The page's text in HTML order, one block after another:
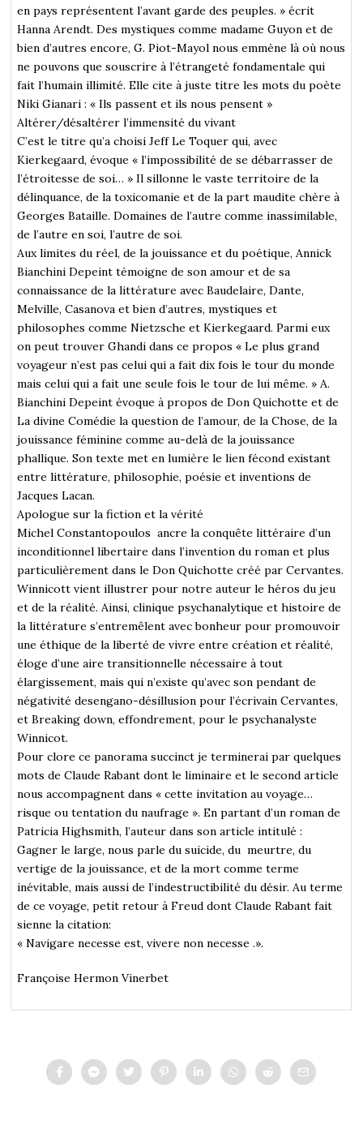
en pays représentent l’avant garde des peuples. » écrit
Hanna Arendt. Des mystiques comme madame Guyon et de
bien d’autres encore, G. Piot-Mayol nous emmène là où nous
ne pouvons que souscrire à l’étrangeté fondamentale qui
fait l’humain illimité. Elle cite à juste titre les mots du poète
Niki Gianari : « Ils passent et ils nous pensent »
Altérer/désaltérer l’immensité du vivant
C’est le titre qu’a choisi Jeff Le Toquer qui, avec
Kierkegaard, évoque « l’impossibilité de se débarrasser de
l’étroitesse de soi… » Il sillonne le vaste territoire de la
délinquance, de la toxicomanie et de la part maudite chère à
Georges Bataille. Domaines de l’autre comme inassimilable,
de l’autre en soi, l’autre de soi.
Aux limites du réel, de la jouissance et du poétique, Annick
Bianchini Depeint témoigne de son amour et de sa
connaissance de la littérature avec Baudelaire, Dante,
Melville, Casanova et bien d’autres, mystiques et
philosophes comme Nietzsche et Kierkegaard. Parmi eux
on peut trouver Ghandi dans ce propos « Le plus grand
voyageur n’est pas celui qui a fait dix fois le tour du monde
mais celui qui a fait une seule fois le tour de lui même. » A.
Bianchini Depeint évoque à propos de Don Quichotte et de
La divine Comédie la question de l’amour, de la Chose, de la
jouissance féminine comme au-delà de la jouissance
phallique. Son texte met en lumière le lien fécond existant
entre littérature, philosophie, poésie et inventions de
Jacques Lacan.
Apologue sur la fiction et la vérité
Michel Constantopoulos ancre la conquête littéraire d’un
inconditionnel libertaire dans l’invention du roman et plus
particulièrement dans le Don Quichotte créé par Cervantes.
Winnicott vient illustrer pour notre auteur le héros du jeu
et de la réalité. Ainsi, clinique psychanalytique et histoire de
la littérature s’entremêlent avec bonheur pour promouvoir
une éthique de la liberté de vivre entre création et réalité,
éloge d’une aire transitionnelle nécessaire à tout
élargissement, mais qui n’existe qu’avec son pendant de
négativité desengano-désillusion pour l’écrivain Cervantes,
et Breaking down, effondrement, pour le psychanalyste
Winnicot.
Pour clore ce panorama succinct je terminerai par quelques
mots de Claude Rabant dont le liminaire et le second article
nous accompagnent dans « cette invitation au voyage…
risque ou tentation du naufrage ». En partant d’un roman de
Patricia Highsmith, l’auteur dans son article intitulé :
Gagner le large, nous parle du suicide, du meurtre, du
vertige de la jouissance, et de la mort comme terme
inévitable, mais aussi de l’indestructibilité du désir. Au terme
de ce voyage, petit retour à Freud dont Claude Rabant fait
sienne la citation:
« Navigare necesse est, vivere non necesse .».
Françoise Hermon Vinerbet